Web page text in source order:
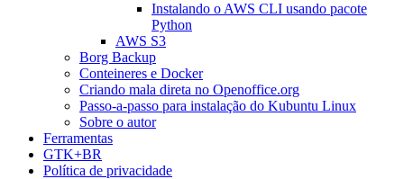
Instalando o AWS CLI usando pacote
Python
AWS S3
Borg Backup
Conteineres e Docker
Criando mala direta no Openoffice.org
Passo-a-passo para instalação do Kubuntu Linux
Sobre o autor
Ferramentas
GTK+BR
Política de privacidade